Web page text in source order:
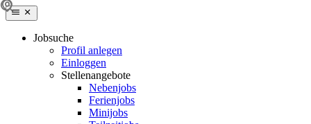
Jobsuche
Profil anlegen
Einloggen
Stellenangebote
Nebenjobs
Ferienjobs
Minijobs